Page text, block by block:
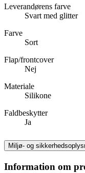
Leverandørens farve
Svart med glitter
Farve
Sort
Flap/frontcover
Nej
Materiale
Silikone
Faldbeskytter
Ja
Miljø- og
Information om